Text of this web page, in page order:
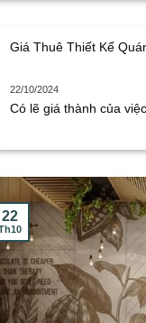
Giá Thuê Thiết Kế
22/10/2024
Có lẽ giá thành của
22